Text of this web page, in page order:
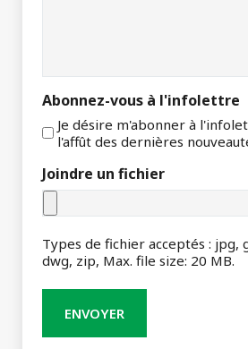
Abonnez-vous à l'infolettre
Je désire m'abonner à
l'affût des dernières
Joindre un fichier
Types de fichier acceptés : jpg,
dwg, zip, Max. file size: 20 MB.